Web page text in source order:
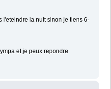
l'eteindre la nuit sinon je tiens 6-
et je peux repondre